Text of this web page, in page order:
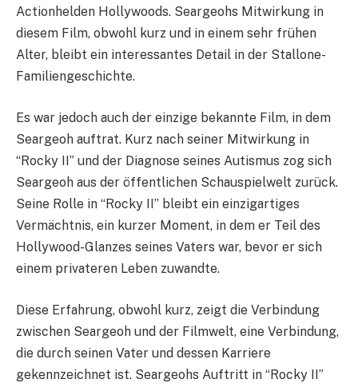
Actionhelden Hollywoods. Seargeohs Mitwirkung in
diesem Film, obwohl kurz und in einem sehr frühen
Alter, bleibt ein interessantes Detail in der Stallone-
Familiengeschichte.
Es war jedoch auch der einzige bekannte Film, in dem
Seargeoh auftrat. Kurz nach seiner Mitwirkung in
“Rocky II” und der Diagnose seines Autismus zog sich
Seargeoh aus der öffentlichen Schauspielwelt zurück.
Seine Rolle in “Rocky II” bleibt ein einzigartiges
Vermächtnis, ein kurzer Moment, in dem er Teil des
Hollywood-Glanzes seines Vaters war, bevor er sich
einem privateren Leben zuwandte.
Diese Erfahrung, obwohl kurz, zeigt die Verbindung
zwischen Seargeoh und der Filmwelt, eine Verbindung,
die durch seinen Vater und dessen Karriere
gekennzeichnet ist. Seargeohs Auftritt in “Rocky II”